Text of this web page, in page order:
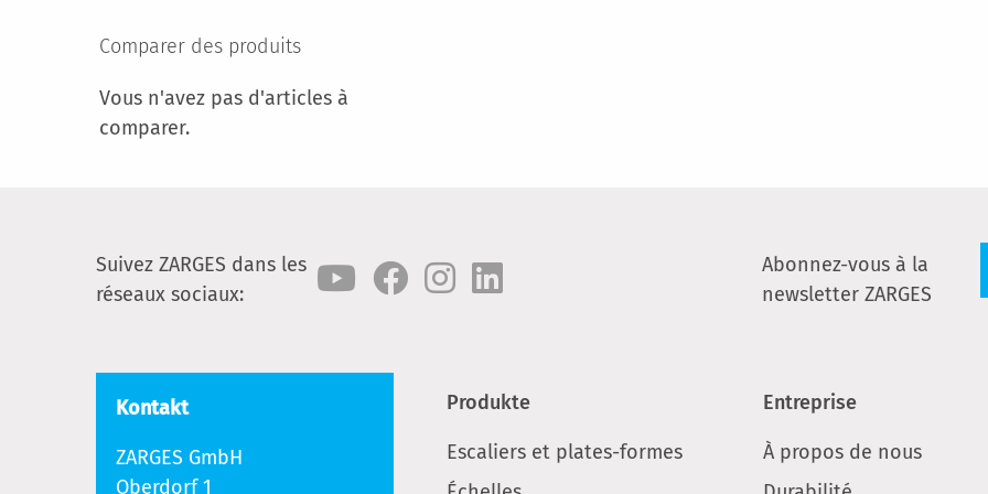
Comparer des produits
Vous n'avez pas d'articles à
comparer.
Suivez ZARGES dans les
réseaux sociaux:
Abonnez-vous à la
newsletter ZARGES
Kontakt
ZARGES GmbH
Oberdorf 1
Produkte
Escaliers et plates-formes
Entreprise
À propos de nous